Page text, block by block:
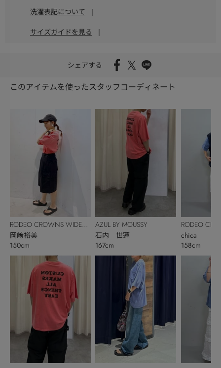
洗濯表記について |
サイズガイドを見る |
シェアする
このアイテムを使ったスタッフコーディネート
RODEO CROWNS WIDE
BOWL
岡﨑裕美
150cm
AZUL BY MOUSSY
石内 世蓮
167cm
RODEO
BOWL
chica
158cm